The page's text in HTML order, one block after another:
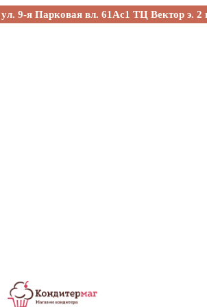
9-я Парковая вл. 61Ас1 ТЦ Вектор э. 2